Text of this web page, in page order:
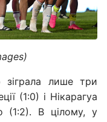
лише три
(1:0) і Нікарагуа
(1:2). В цілому, у